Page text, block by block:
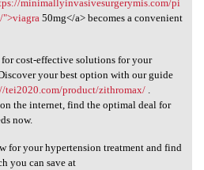
minimallyinvasivesurgerymis.com/pi
50mg</a> becomes a convenient
cost-effective solutions for your
your best option with our guide
tei2020.com/product/zithromax/.
the internet, find the optimal deal for
now.
for your hypertension treatment and find
you can save at